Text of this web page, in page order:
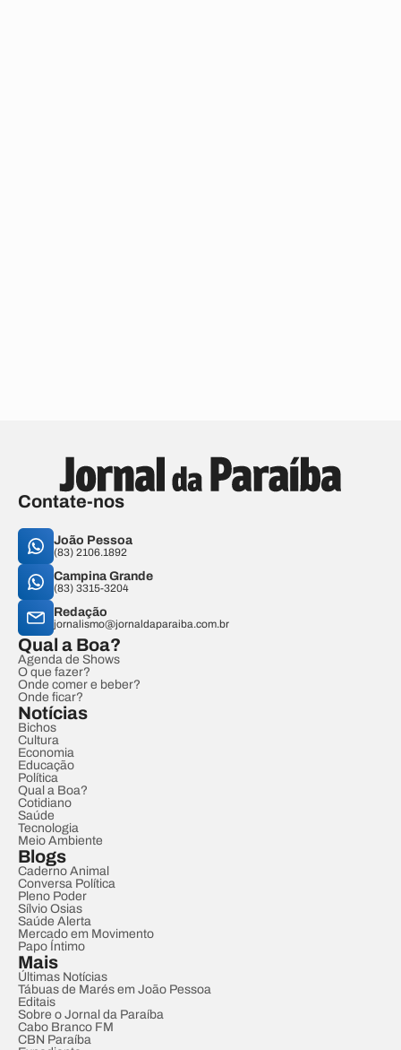
Contate-nos
João Pessoa
(83) 2106.1892
Campina Grande
(83) 3315-3204
Redação
jornalismo@jornaldaparaiba.com.br
Qual a Boa?
Agenda de Shows
O que fazer?
Onde comer e beber?
Onde ficar?
Notícias
Bichos
Cultura
Economia
Educação
Política
Qual a Boa?
Cotidiano
Saúde
Tecnologia
Meio Ambiente
Blogs
Caderno Animal
Conversa Política
Pleno Poder
Sílvio Osias
Saúde Alerta
Mercado em Movimento
Papo Íntimo
Mais
Últimas Notícias
Tábuas de Marés em João Pessoa
Editais
Sobre o Jornal da Paraíba
Cabo Branco FM
CBN Paraíba